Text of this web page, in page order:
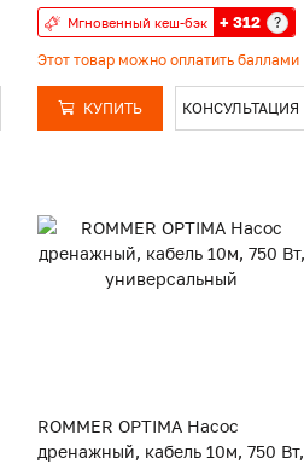
Мгновенный кеш-бэк + 312 ?
Этот товар можно оплатить баллами
КУПИТЬ КОНСУЛЬТАЦИЯ
ROMMER OPTIMA Насос
дренажный, кабель 10м, 750 Вт,